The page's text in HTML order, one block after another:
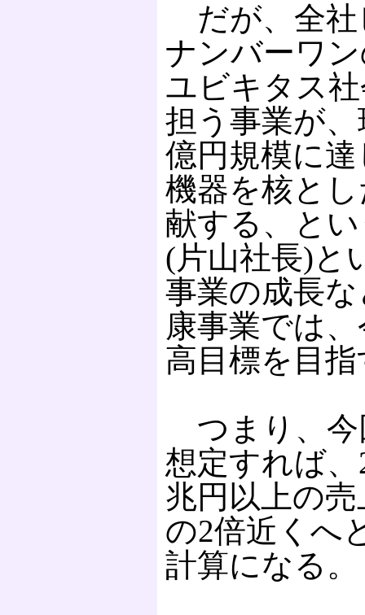
だが、全社
ナンバーワ
ユビキタス
担う事業が
億円規模に
機器を核と
献する、と
(片山社長)と
事業の成長
康事業では
高目標を目
つまり、今
想定すれば
兆円以上の
の2倍近くへ
計算になる。